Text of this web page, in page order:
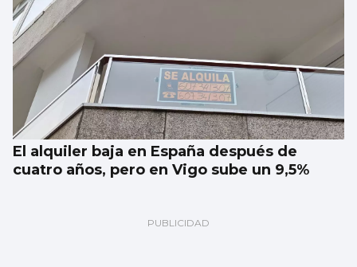
El alquiler baja en España después de
cuatro años, pero en Vigo sube un 9,5%